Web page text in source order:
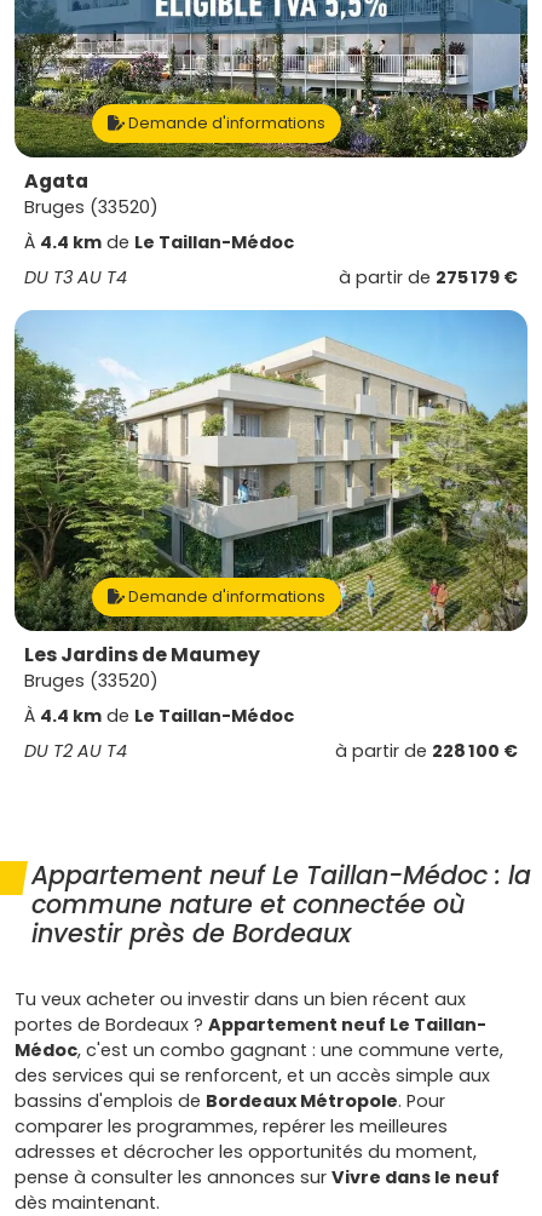
Demande d'informations
Agata
Bruges (33520)
À 4.4 km de Le Taillan-Médoc
DU T3 AU T4
à partir de 275 179 €
Demande d'informations
Les Jardins de Maumey
Bruges (33520)
À 4.4 km de Le Taillan-Médoc
DU T2 AU T4
à partir de 228 100 €
Appartement neuf Le Taillan-Médoc : la
commune nature et connectée où
investir près de Bordeaux
Tu veux acheter ou investir dans un bien récent aux
portes de Bordeaux ? Appartement neuf Le Taillan-
Médoc, c'est un combo gagnant : une commune verte,
des services qui se renforcent, et un accès simple aux
bassins d'emplois de Bordeaux Métropole. Pour
comparer les programmes, repérer les meilleures
adresses et décrocher les opportunités du moment,
pense à consulter les annonces sur Vivre dans le neuf
dès maintenant.